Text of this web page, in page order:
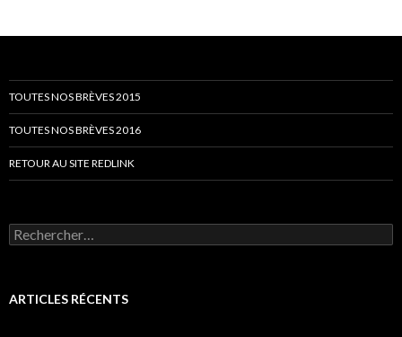
TOUTES NOS BRÈVES 2015
TOUTES NOS BRÈVES 2016
RETOUR AU SITE REDLINK
Rechercher :
ARTICLES RÉCENTS